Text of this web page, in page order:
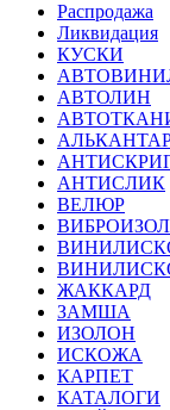
Распродажа
Ликвидация
КУСКИ
АВТОЛИН
АНТИСЛИК
ВЕЛЮР
ЖАККАРД
ЗАМША
ИЗОЛОН
ИСКОЖА
КАРПЕТ
КАТАЛОГИ